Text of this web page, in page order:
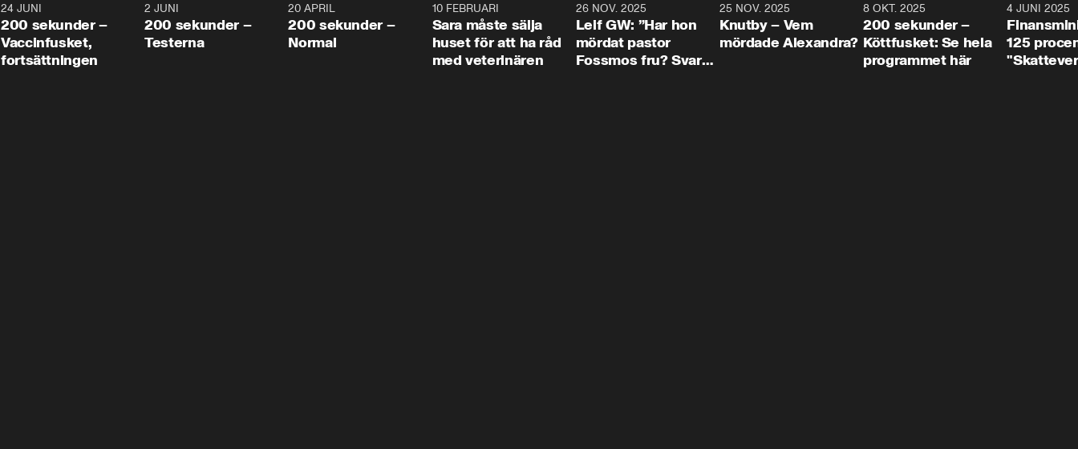
5:00
24 JUNI
200 sekunder –
Vaccinfusket,
fortsättningen
4:23
2 JUNI
200 sekunder –
Testerna
20 APRIL
200 sekunder –
Normal
10 FEBRUARI
Sara måste sälja
huset för att ha råd
med veterinären
26 NOV. 2025
Leif GW: ”Har hon
mördat pastor
Fossmos fru? Svar
31:05
25 NOV. 2025
Knutby – Vem
mördade Alexandra?
4:29
8 OKT. 2025
200 sekunder –
Köttfusket: Se hela
programmet här
4 JUNI 2025
125